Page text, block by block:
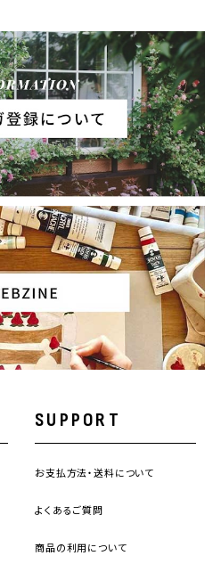
SUPPORT
お支払方法・送料について
よくあるご質問
商品の利用について